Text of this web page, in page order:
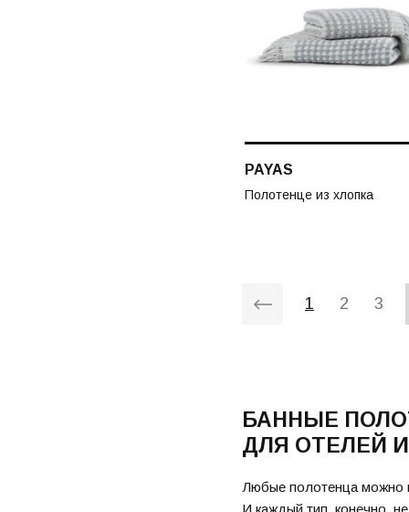
PAYAS
Полотенце из хлопка
1 2 3
БАННЫЕ
ДЛЯ ОТЕЛЕЙ
Любые полотенца можно
И каждый тип, конечно,